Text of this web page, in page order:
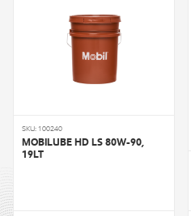
SKU: 100240
MOBILUBE HD LS 80W-90,
19LT